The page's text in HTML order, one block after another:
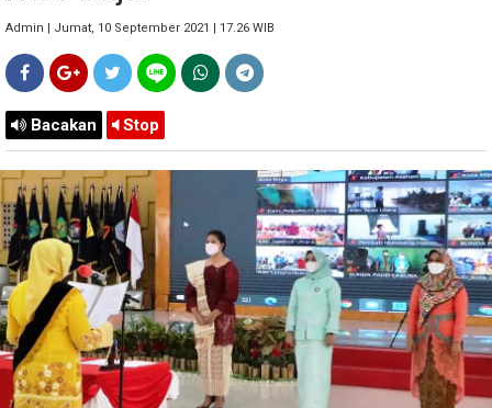
Admin | Jumat, 10 September 2021 | 17.26 WIB
Bacakan Stop